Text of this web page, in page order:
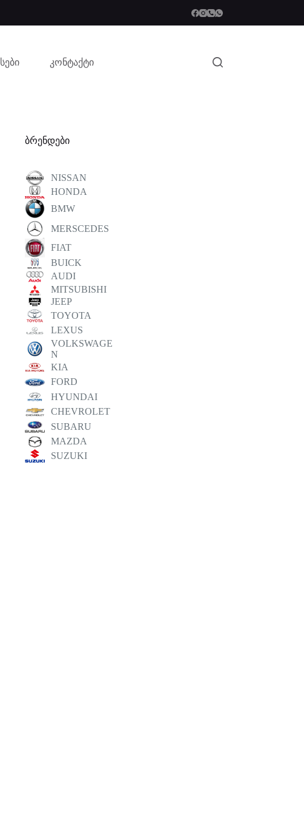
კონტაქტი
ბრენდები
NISSAN
HONDA
BMW
MERSCEDES
FIAT
BUICK
AUDI
MITSUBISHI
JEEP
TOYOTA
LEXUS
VOLKSWAGE
N
KIA
FORD
HYUNDAI
CHEVROLET
SUBARU
MAZDA
SUZUKI